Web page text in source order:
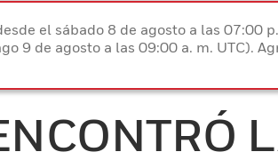
el sábado 8 de agosto a las 07:00
9 de agosto a las 09:00 a. m. UTC).